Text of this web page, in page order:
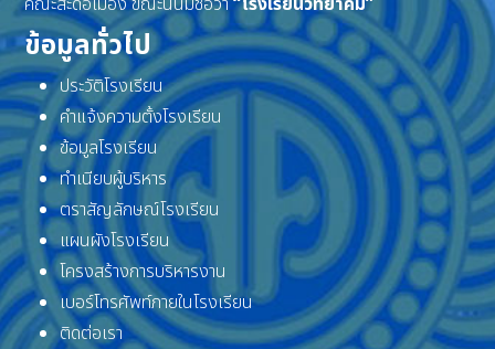
ข้อมูลทั่วไป
ประวัติโรงเรียน
คำแจ้งความตั้งโรงเรียน
ข้อมูลโรงเรียน
ทำเนียบผู้บริหาร
ตราสัญลักษณ์โรงเรียน
แผนผังโรงเรียน
โครงสร้างการบริหารงาน
เบอร์โทรศัพท์ภายในโรงเรียน
ติดต่อเรา